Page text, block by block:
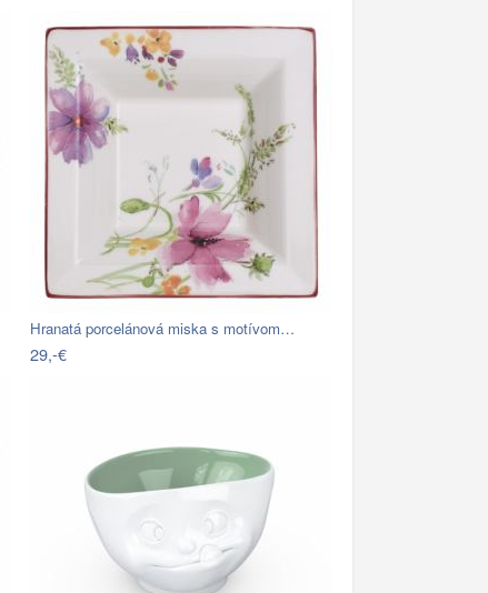
Hranatá porcelánová miska s motívom…
29,-€